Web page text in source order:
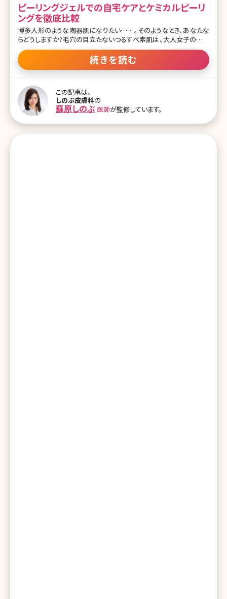
ピーリングジェルでの自宅ケアとケミカルピーリ
ングを徹底比較
博多人形のような陶器肌になりたい……。そのようなとき、あなたな
らどうしますか?毛穴の目立たないつるすべ素肌は、大人女子の憧れ
ですよね。ところが、毛穴レスを目指すあまり、間違ったケアを行い続
けて肌トラブルに見舞われてしまったという女性があとを絶ちませ
ん。毛穴レスを目指す女性の心強い味方、それはピーリングケアです
りかねません。ピーリングケアには、美容皮膚科などで行うことので
きるケミカルピーリングやピーリングジェルによる自宅でのセルフケ
ア、エステのゴマージュなどの方法があります。 もくじ 1.ケミカルピー
リングとは 1-1どんな症状に適しているの? 1-2ところで、副作用は心
配ない? 1-3ケミカルピーリングを行う間隔について 2.ケミカルピー
続きを読む
この記事は、
しのぶ皮膚科の
蘇原しのぶ 医師が監修しています。